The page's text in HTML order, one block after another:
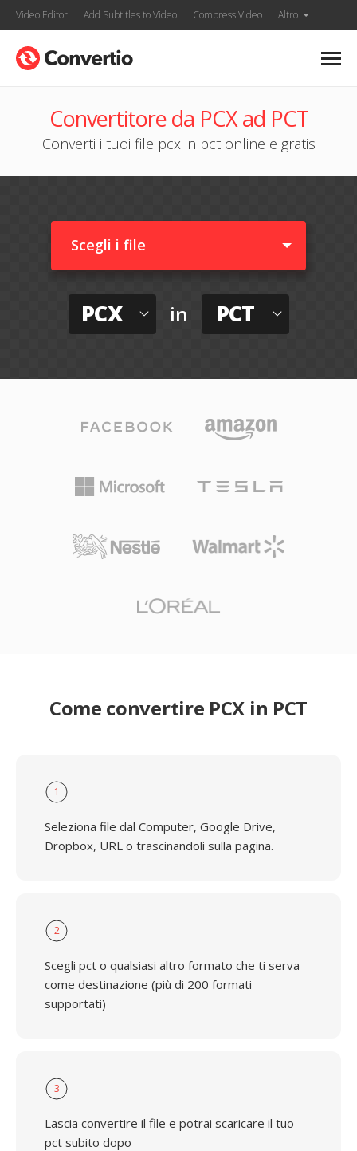
Video Editor Add Subtitles to Video Compress Video Altro
Convertitore da PCX ad PCT
Converti i tuoi file pcx in pct online e gratis
Scegli i file
PCX in PCT
Come convertire PCX in PCT
1
Seleziona file dal Computer, Google Drive,
Dropbox, URL o trascinandoli sulla pagina.
2
Scegli pct o qualsiasi altro formato che ti serva
come destinazione (più di 200 formati
supportati)
3
Lascia convertire il file e potrai scaricare il tuo
pct subito dopo